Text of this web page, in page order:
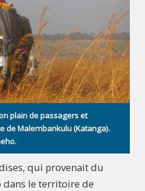
plain de passagers et
de Malembankulu (Katanga).
qui provenait du
le territoire de